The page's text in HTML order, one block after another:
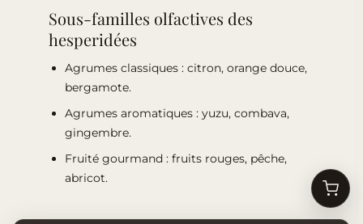
Sous-familles olfactives des
hesperidées
Agrumes classiques : citron, orange douce,
bergamote.
Agrumes aromatiques : yuzu, combava,
gingembre.
Fruité gourmand : fruits rouges, pêche,
abricot.